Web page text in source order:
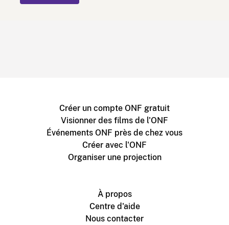
Créer un compte ONF gratuit
Visionner des films de l'ONF
Événements ONF près de chez vous
Créer avec l'ONF
Organiser une projection
À propos
Centre d'aide
Nous contacter